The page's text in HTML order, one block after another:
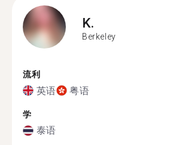
K.
Berkeley
流利
英语 粤语
学
泰语